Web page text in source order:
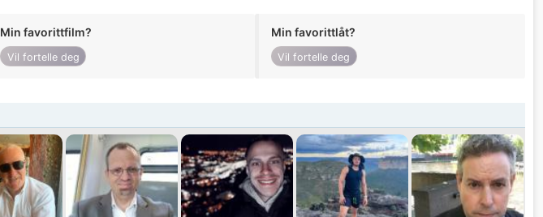
Min favorittfilm?
Vil fortelle deg
Min favorittlåt?
Vil fortelle deg